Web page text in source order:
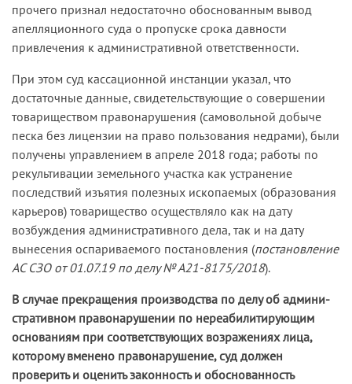
прочего признал недостаточно обоснованным вывод
апелляционного суда о пропуске срока давности
привлечения к административной ответственности.
При этом суд кассационной инстанции указал, что
достаточные данные, свидетельствующие о совершении
товариществом правонарушения (самовольной добыче
песка без лицензии на право пользования недрами), были
получены управлением в апреле 2018 года; работы по
рекультивации земельного участка как устранение
последствий изъятия полезных ископаемых (образования
карьеров) товарищество осуществляло как на дату
возбуждения административного дела, так и на дату
вынесения оспариваемого постановления (постановление
АС СЗО от 01.07.19 по делу № А21-8175/2018).
В случае прекращения производства по делу об админи­
стративном правонарушении по нереабилитирующим
осно­ваниям при соответствующих возражениях лица,
которому вменено правонарушение, суд должен
проверить и оценить законность и обоснованность